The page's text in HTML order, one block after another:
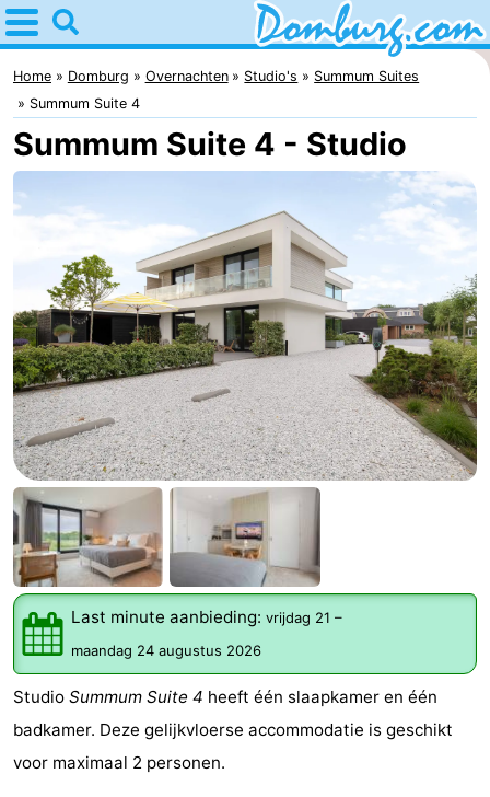
Home
Domburg
Tips
Voor
kinderen
Webcam
Webcam
Webcam
Strand
Overnachten
Appartementen
-
Park
Loverendale
-
Résidence
Wijngaerde
Bed
(&
breakfasts)
Campings
Hotels
-
Home Domburg Overnachten Studio's
Summum Suites
Summum Suite 4
Summum Suite 4 - Studio
Last minute aanbieding: vrijdag 21 –
maandag 24 augustus 2026
Studio Summum Suite 4 heeft één slaapkamer en één
badkamer. Deze gelijkvloerse accommodatie is geschikt
voor maximaal 2 personen.